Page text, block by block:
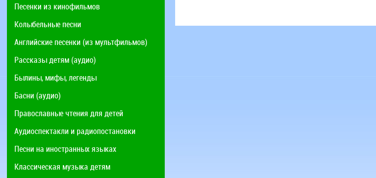
Песенки из кинофильмов
Колыбельные песни
Английские песенки (из мультфильмов)
Рассказы детям (аудио)
Былины, мифы, легенды
Басни (аудио)
Православные чтения для детей
Аудиоспектакли и радиопостановки
Песни на иностранных языках
Классическая музыка детям